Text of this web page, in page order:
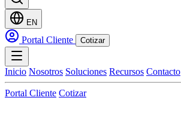
EN
Portal Cliente Cotizar
Inicio Nosotros Soluciones Recursos Contacto
Portal Cliente Cotizar